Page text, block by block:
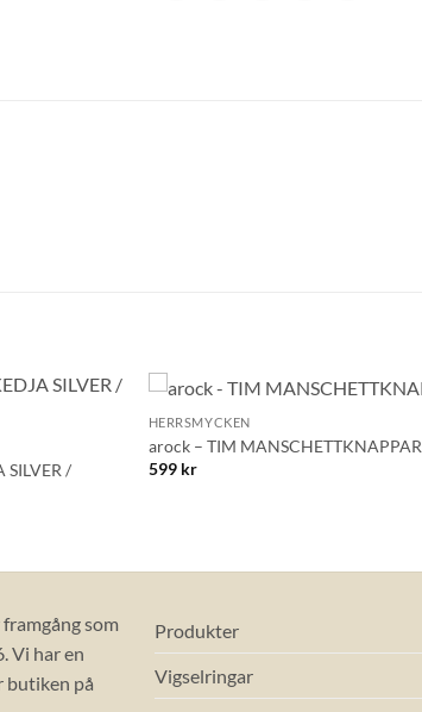
SILVER /
HERRSMYCKEN
arock – TIM MANSCHETTKNAPPAR
599 kr
som
Vi har en
butiken på
Produkter
Vigselringar